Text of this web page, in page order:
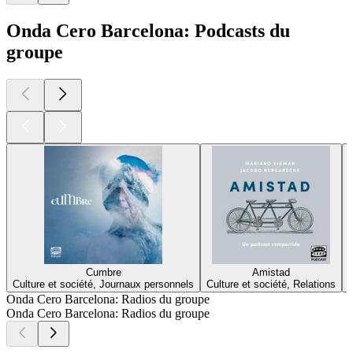
Onda Cero Barcelona: Podcasts du
groupe
Cumbre
Culture et société, Journaux personnels
Amistad
Culture et société, Relations
Onda Cero Barcelona: Radios du groupe
Onda Cero Barcelona: Radios du groupe